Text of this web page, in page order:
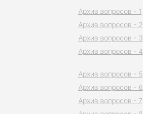
Архив вопросов - 1
Архив вопросов - 2
Архив вопросов - 3
Архив вопросов - 4
Архив вопросов - 5
Архив вопросов - 6
Архив вопросов - 7